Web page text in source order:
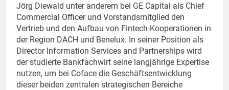
Jörg Diewald unter anderem bei GE Capital als Chief
Commercial Officer und Vorstandsmitglied den
Vertrieb und den Aufbau von Fintech-Kooperationen in
der Region DACH und Benelux. In seiner Position als
Director Information Services and Partnerships wird
der studierte Bankfachwirt seine langjährige Expertise
nutzen, um bei Coface die Geschäftsentwicklung
dieser beiden zentralen strategischen Bereiche